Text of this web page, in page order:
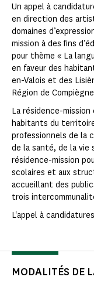
Un appel à
en direction des
domaines
mission à des fins
pour thème « La
en faveur des
en-Valois et des
Région de
La résidence-mission
habitants du
professionnels de la
de la santé, de la
résidence-mission
scolaires et aux
accueillant des
trois
L'appel à
MODALITÉS DE